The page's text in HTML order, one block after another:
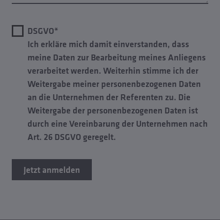
DSGVO*
Ich erkläre mich damit einverstanden, dass
meine Daten zur Bearbeitung meines Anliegens
verarbeitet werden. Weiterhin stimme ich der
Weitergabe meiner personenbezogenen Daten
an die Unternehmen der Referenten zu. Die
Weitergabe der personenbezogenen Daten ist
durch eine Vereinbarung der Unternehmen nach
Art. 26 DSGVO geregelt.
Jetzt anmelden